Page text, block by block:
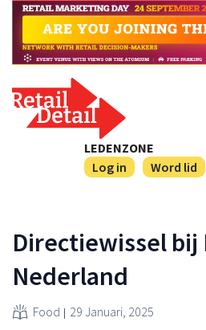
LEDENZONE
Log in
Word lid
Directiewissel bij
Nederland
Food 29 Januari, 2025